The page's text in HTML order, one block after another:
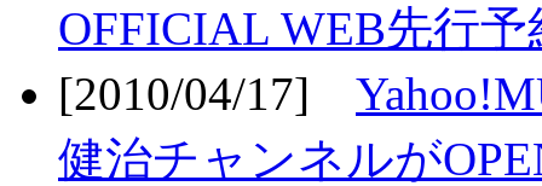
OFFICIAL WEB先行
[2010/04/17]
健治チャンネルが